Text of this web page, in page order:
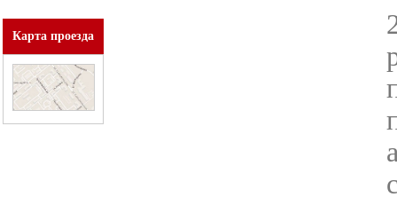
Карта проезда